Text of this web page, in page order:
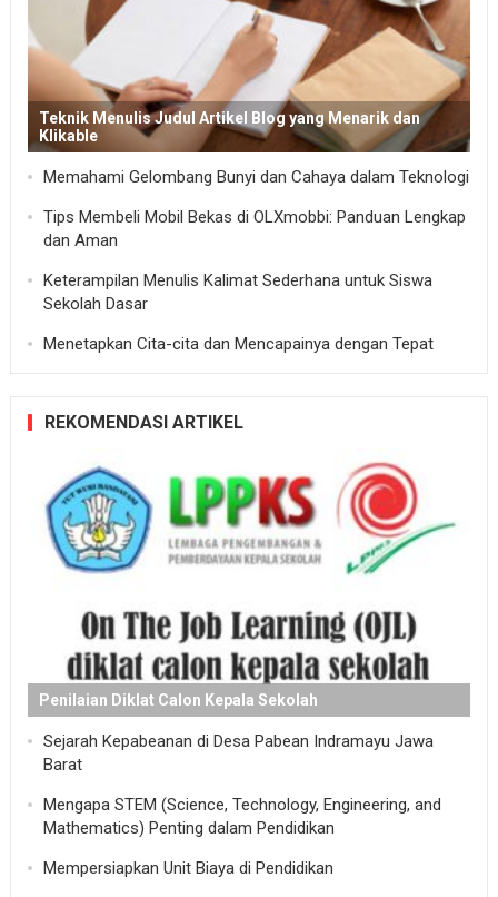
Teknik Menulis Judul Artikel Blog yang Menarik dan
Klikable
Memahami Gelombang Bunyi dan Cahaya dalam Teknologi
Tips Membeli Mobil Bekas di OLXmobbi: Panduan Lengkap
dan Aman
Keterampilan Menulis Kalimat Sederhana untuk Siswa
Sekolah Dasar
Menetapkan Cita-cita dan Mencapainya dengan Tepat
REKOMENDASI ARTIKEL
Penilaian Diklat Calon Kepala Sekolah
Sejarah Kepabeanan di Desa Pabean Indramayu Jawa
Barat
Mengapa STEM (Science, Technology, Engineering, and
Mathematics) Penting dalam Pendidikan
Mempersiapkan Unit Biaya di Pendidikan